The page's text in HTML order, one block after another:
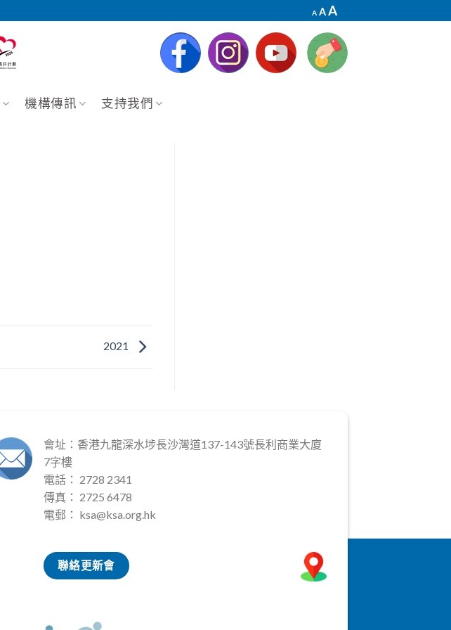
A
Decrease
font
A Reset
font
size.
AIncrease
size.
機構傳訊 支持我們
2021
會址：香港九龍深水埗長沙灣道137-143號長利商業大廈
7字樓
電話： 2728 2341
傳真： 2725 6478
電郵： ksa@ksa.org.hk
聯絡更新會